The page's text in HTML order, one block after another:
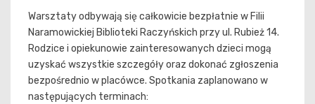
Warsztaty odbywają się całkowicie bezpłatnie w Filii
Naramowickiej Biblioteki Raczyńskich przy ul. Rubież 14.
Rodzice i opiekunowie zainteresowanych dzieci mogą
uzyskać wszystkie szczegóły oraz dokonać zgłoszenia
bezpośrednio w placówce. Spotkania zaplanowano w
następujących terminach: